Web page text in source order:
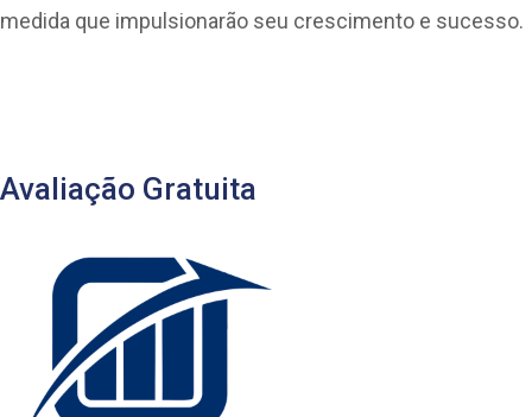
medida que impulsionarão seu crescimento e sucesso.
Avaliação Gratuita